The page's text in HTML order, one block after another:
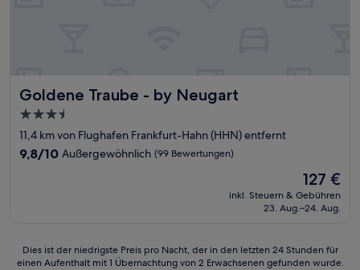
Goldene Traube - by Neugart
Goldene Traube - by Neugart
3.5-
Sterne-
Unterkunft
11,4 km von Flughafen Frankfurt-Hahn (HHN) entfernt
9.8
9,8/10 Außergewöhnlich (99 Bewertungen)
Der
Preis
beträgt
127 €
inkl. Steuern & Gebühren
23. Aug.–24. Aug.
Dies
ist
Dies ist der niedrigste Preis pro Nacht, der in den letzten 24 Stunden für
einen Aufenthalt mit 1 Übernachtung von 2 Erwachsenen gefunden wurde.